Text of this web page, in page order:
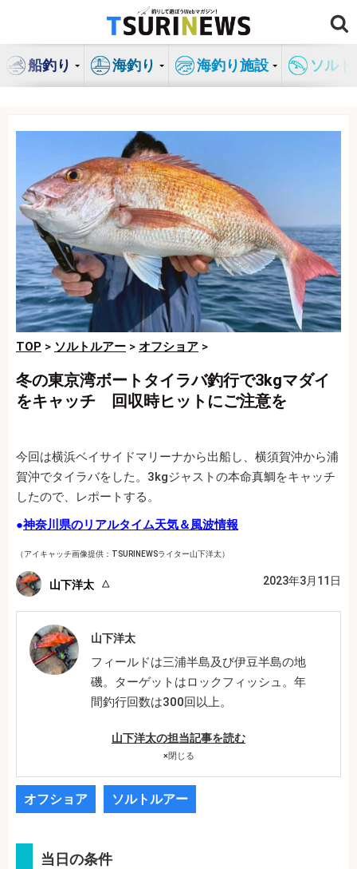
ン
船釣り 海釣り 海釣り施設 ソル
TOP > ソルトルアー > オフショア >
冬の東京湾ボートタイラバ釣行で3kgマダイ
をキャッチ 回収時ヒットにご注意を
今回は横浜ベイサイドマリーナから出船し、横須賀沖から浦
賀沖でタイラバをした。3kgジャストの本命真鯛をキャッチ
したので、レポートする。
●神奈川県のリアルタイム天気＆風波情報
（アイキャッチ画像提供：TSURINEWSライター山下洋太）
山下洋太 2023年3月11日
山下洋太
フィールドは三浦半島及び伊豆半島の地
磯。ターゲットはロックフィッシュ。年
間釣行回数は300回以上。
山下洋太の担当記事を読む
×閉じる
オフショア ソルトルアー
当日の条件